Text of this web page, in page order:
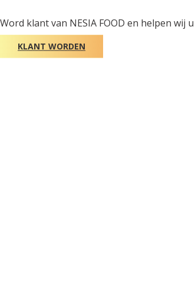
Word klant van NESIA FOOD en helpen wij
KLANT WORDEN